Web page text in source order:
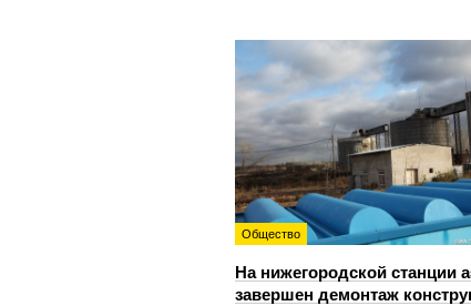
Общество
На нижегородской станции
завершен демонтаж